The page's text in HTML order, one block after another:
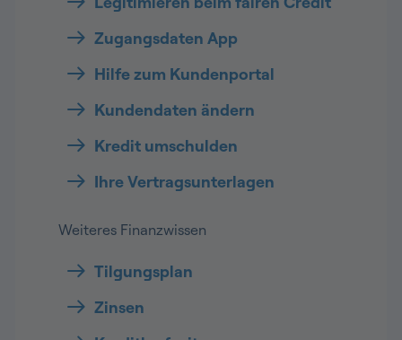
Zugangsdaten App
Hilfe zum Kundenportal
Kundendaten ändern
Kredit umschulden
Ihre Vertragsunterlagen
Weiteres Finanzwissen
Tilgungsplan
Zinsen